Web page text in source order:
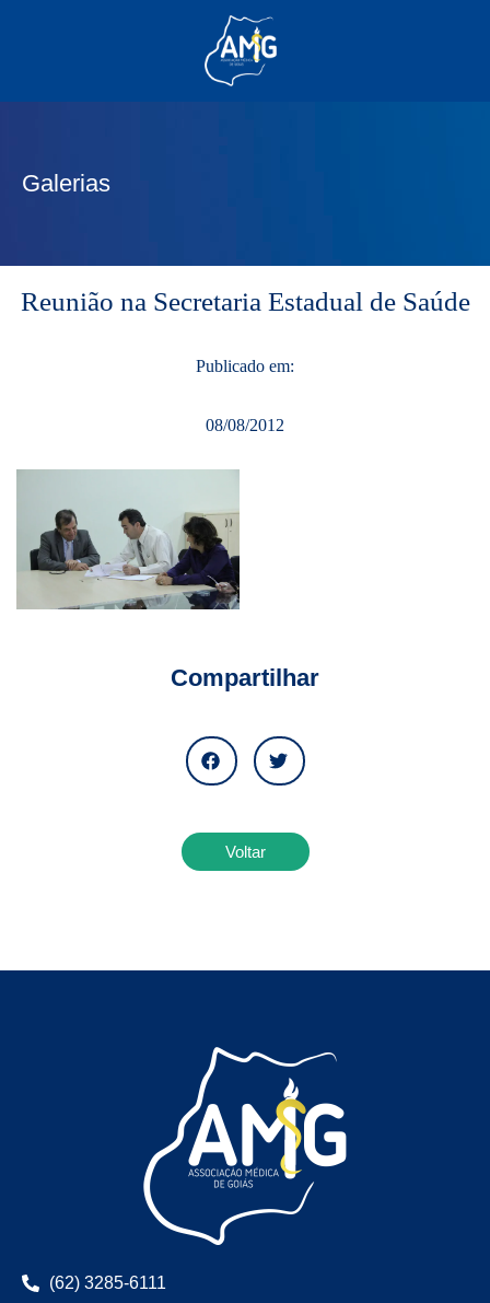
Galerias
Reunião na Secretaria Estadual de Saúde
Publicado em:
08/08/2012
Compartilhar
Voltar
(62) 3285-6111